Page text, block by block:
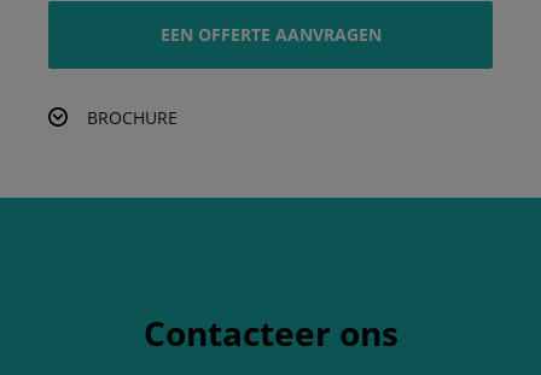
EEN OFFERTE AANVRAGEN
BROCHURE
Contacteer ons